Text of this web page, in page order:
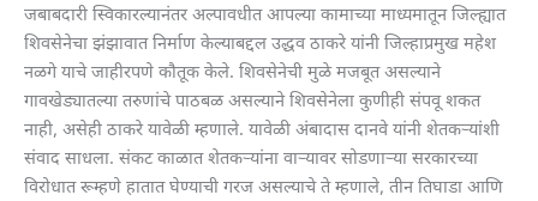
जबाबदारी स्विकारल्यानंतर अल्पावधीत आपल्या कामाच्या माध्यमातून जिल्ह्यात
शिवसेनेचा झंझावात निर्माण केल्याबद्दल उद्धव ठाकरे यांनी जिल्हाप्रमुख महेश
नळगे याचे जाहीरपणे कौतूक केले. शिवसेनेची मुळे मजबूत असल्याने
गावखेड्यातल्या तरुणांचे पाठबळ असल्याने शिवसेनेला कुणीही संपवू शकत
नाही, असेही ठाकरे यावेळी म्हणाले. यावेळी अंबादास दानवे यांनी शेतकऱ्यांशी
संवाद साधला. संकट काळात शेतकऱ्यांना वाऱ्यावर सोडणाऱ्या सरकारच्या
विरोधात रूम्हणे हातात घेण्याची गरज असल्याचे ते म्हणाले, तीन तिघाडा आणि